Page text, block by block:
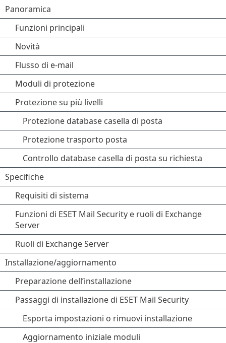
Panoramica
Funzioni principali
Novità
Flusso di e-mail
Moduli di protezione
Protezione su più livelli
Protezione database casella di posta
Protezione trasporto posta
Controllo database casella di posta su richiesta
Specifiche
Requisiti di sistema
Funzioni di ESET Mail Security e ruoli di Exchange
Server
Ruoli di Exchange Server
Installazione/aggiornamento
Preparazione dell’installazione
Passaggi di installazione di ESET Mail Security
Esporta impostazioni o rimuovi installazione
Aggiornamento iniziale moduli